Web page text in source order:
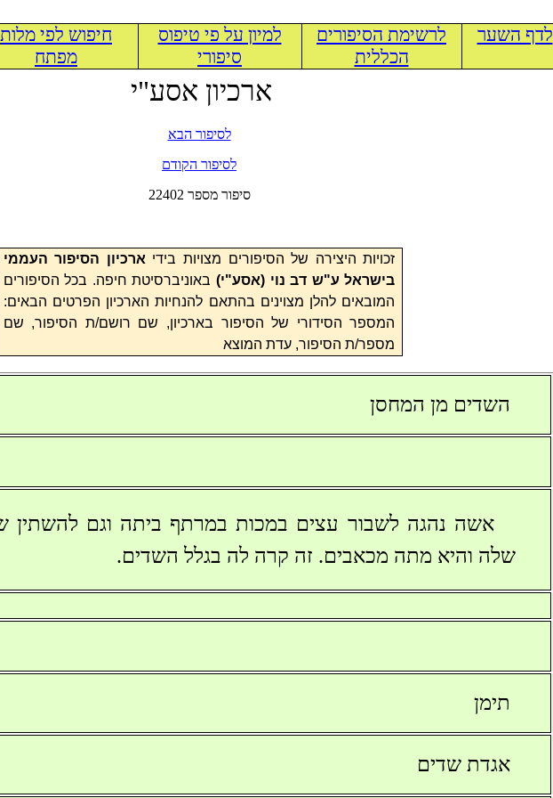
לדף השער
לרשימת הסיפורים
הכללית
למיון על פי טיפוס
סיפורי
חיפוש לפי מלות
מפתח
ארכיון אסע"י
לסיפור הבא
לסיפור הקודם
22402 סיפור מספר
זכויות היצירה של הסיפורים מצויות בידי ארכיון הסיפור העממי
בישראל ע"ש דב נוי (אסע"י) באוניברסיטת חיפה. בכל הסיפורים
המובאים להלן מצוינים בהתאם להנחיות הארכיון הפרטים הבאים:
המספר הסידורי של הסיפור בארכיון, שם רושם/ת הסיפור, שם
מספר/ת הסיפור, עדת המוצא
השדים מן המחסן
אשה נהגה לשבור עצים במכות במרתף ביתה וגם
שלה והיא מתה מכאבים. זה קרה לה בגלל השדים.
תימן
אגדת שדים